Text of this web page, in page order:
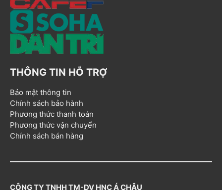
THÔNG TIN HỖ TRỢ
Bảo mật thông tin
Chính sách bảo hành
Phương thức thanh toán
Phương thức vận chuyển
Chính sách bán hàng
CÔNG TY TNHH TM-DV HNC Á CHÂU